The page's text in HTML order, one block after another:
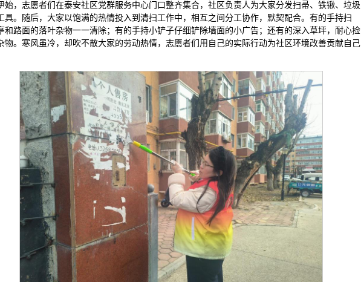
始，志愿者们在泰安社区党群服务中心门口整齐集合，社区负责人为大家分发扫帚、铁锹、垃圾
具。随后，大家以饱满的热情投入到清扫工作中，相互之间分工协作，默契配合。有的手持扫
和路面的落叶杂物一一清除；有的手持小铲子仔细铲除墙面的小广告；还有的深入草坪，耐心捡
物。寒风虽冷，却吹不散大家的劳动热情，志愿者们用自己的实际行动为社区环境改善贡献自己